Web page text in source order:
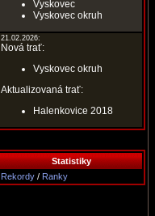
Vyskovec
Vyskovec okruh
21.02.2026:
Nová trať:
Vyskovec okruh
Aktualizovaná trať:
Halenkovice 2018
Statistiky
Rekordy / Ranky